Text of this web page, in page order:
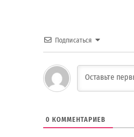
Подписаться
0 КОММЕНТАРИЕВ